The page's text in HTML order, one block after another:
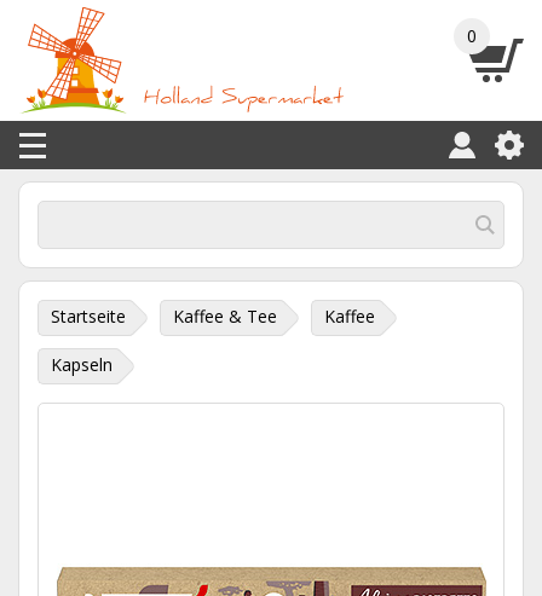
0
Startseite Kaffee & Tee Kaffee
Kapseln